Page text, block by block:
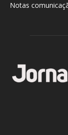
Notas